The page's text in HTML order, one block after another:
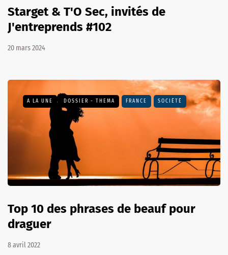
Starget & T'O Sec, invités de
J'entreprends #102
20 mars 2024
A LA UNE DOSSIER - THEMA FRANCE SOCIÉTÉ
Top 10 des phrases de beauf pour
draguer
8 avril 2022